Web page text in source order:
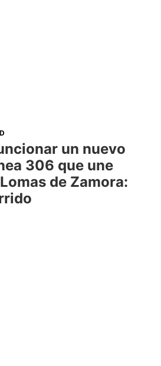
un nuevo
306 que une
de Zamora: